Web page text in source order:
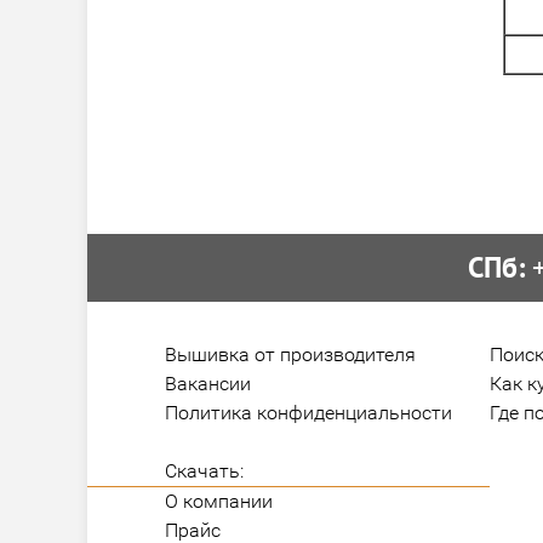
СПб:
Вышивка от производителя
Вакансии
Политика конфиденциальности
Скачать:
О компании
Прайс
Как
Где